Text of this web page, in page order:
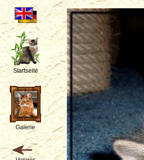
Startseite
Galerie